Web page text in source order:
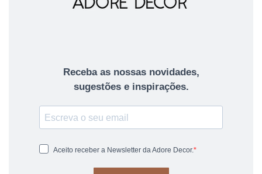
Receba as nossas novidades,
sugestões e inspirações.
Aceito receber a Newsletter da Adore Decor.